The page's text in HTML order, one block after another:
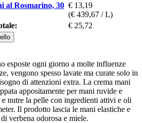
al Rosmarino, 30 € 13,19
(€ 439,67 / L)
€ 25,72
esposte ogni giorno a molte influenze
vengono spesso lavate ma curate solo in
di attenzioni extra. La crema mani
appositamente per mani ruvide e
e nutre la pelle con ingredienti attivi e oli
Il prodotto lascia le mani elastiche e
verbena odorosa e miele.